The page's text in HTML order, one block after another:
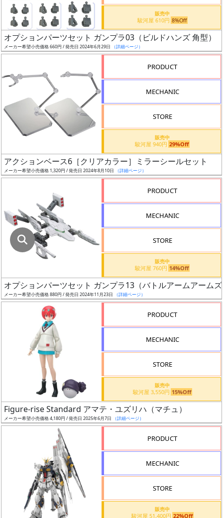
指
定
た
店
最
安
表
ク
ス
ア
ー
タ
ー
販売中
駿河屋 610円 8%Off
オプションパーツセット ガンプラ03（ビルドハンズ 角型）
メーカー希望小売価格 660円 / 発売日 2024年6月29日 （詳細ページ）
PRODUCT
MECHANIC
STORE
販売中
駿河屋 940円 29%Off
アクションベース6［クリアカラー］ミラーシールセット
メーカー希望小売価格 1,320円 / 発売日 2024年8月10日 （詳細ページ）
PRODUCT
MECHANIC
STORE
販売中
駿河屋 760円 14%Off
オプションパーツセット ガンプラ13（バトルアームアーム
メーカー希望小売価格 880円 / 発売日 2024年11月23日 （詳細ページ）
PRODUCT
MECHANIC
STORE
販売中
駿河屋 3,550円 15%Off
Figure-rise Standard アマテ・ユズリハ（マチュ）
メーカー希望小売価格 4,180円 / 発売日 2025年6月7日 （詳細ページ）
PRODUCT
MECHANIC
STORE
販売中
駿河屋 51,400円 22%Off